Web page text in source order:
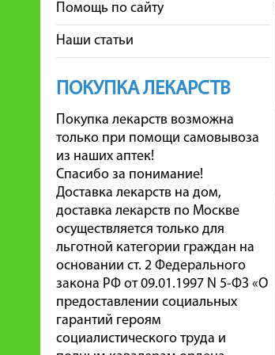
Помощь по сайту
Наши статьи
ПОКУПКА ЛЕКАРСТВ
Покупка лекарств возможна
только при помощи самовывоза
из наших аптек!
Спасибо за понимание!
Доставка лекарств на дом,
доставка лекарств по Москве
осуществляется только для
льготной категории граждан на
основании ст. 2 Федерального
закона РФ от 09.01.1997 N 5-ФЗ «О
предоставлении социальных
гарантий героям
социалистического труда и